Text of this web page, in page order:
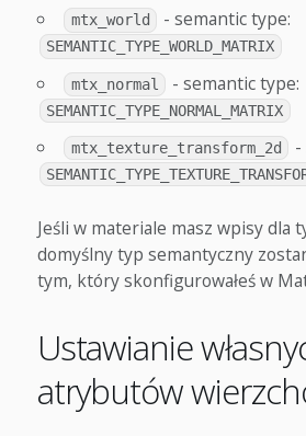
mtx_world - semantic type:
SEMANTIC_TYPE_WORLD_MATRIX
mtx_normal - semantic type:
SEMANTIC_TYPE_NORMAL_MATRIX
mtx_texture_transform_2d -
Jeśli w materiale masz wpisy dla
domyślny typ semantyczny
tym, który skonfigurowałeś w
Ustawianie
atrybutów